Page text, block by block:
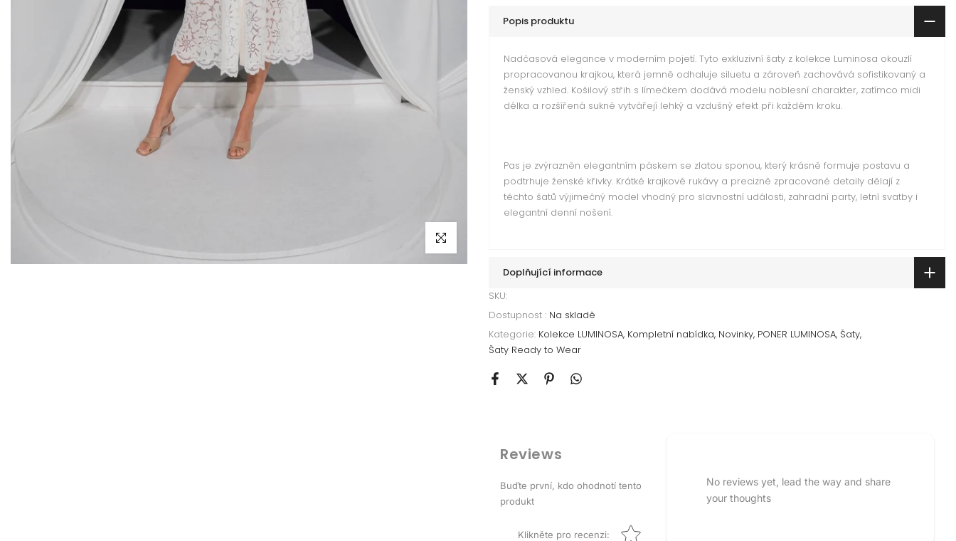
Klikni pro zvětšení
Popis produktu
Nadčasová elegance v moderním pojetí. Tyto exkluzivní šaty z kolekce Luminosa okouzlí
propracovanou krajkou, která jemně odhaluje siluetu a zároveň zachovává sofistikovaný a
ženský vzhled. Košilový střih s límečkem dodává modelu noblesní charakter, zatímco midi
délka a rozšířená sukně vytvářejí lehký a vzdušný efekt při každém kroku.
Pas je zvýrazněn elegantním páskem se zlatou sponou, který krásně formuje postavu a
podtrhuje ženské křivky. Krátké krajkové rukávy a precizně zpracované detaily dělají z
těchto šatů výjimečný model vhodný pro slavnostní události, zahradní party, letní svatby i
elegantní denní nošení.
Doplňující informace
SKU:
Dostupnost : Na skladě
Kategorie: Kolekce LUMINOSA Kompletní nabídka Novinky PONER LUMINOSA Šaty
Šaty Ready to Wear
Reviews
Buďte první, kdo ohodnotí tento
produkt
Klikněte pro recenzi:
Star rating
No reviews yet, lead the way and share
your thoughts